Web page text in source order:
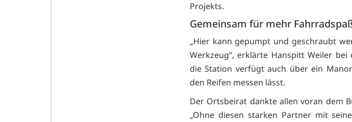
Projekts.
Gemeinsam für mehr
„Hier kann gepumpt und geschraubt
Werkzeug“, erklärte Hanspitt Weiler
die Station verfügt auch über ein
den Reifen messen lässt.
Der Ortsbeirat dankte allen voran dem
„Ohne diesen starken Partner mit